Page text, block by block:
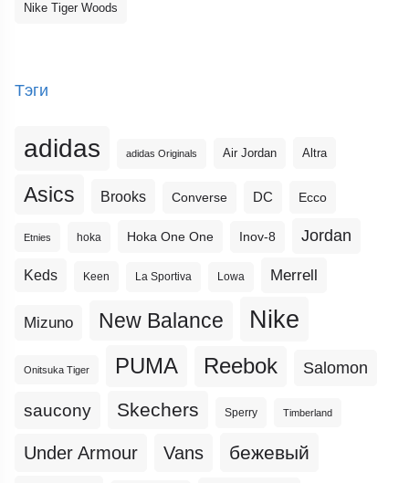
Nike Tiger Woods
Тэги
adidas adidas Originals Air Jordan Altra
Asics Brooks Converse DC Ecco
Etnies hoka Hoka One One Inov-8 Jordan
Keds Keen La Sportiva Lowa Merrell
Mizuno New Balance Nike
Onitsuka Tiger PUMA Reebok Salomon
saucony Skechers Sperry Timberland
Under Armour Vans бежевый